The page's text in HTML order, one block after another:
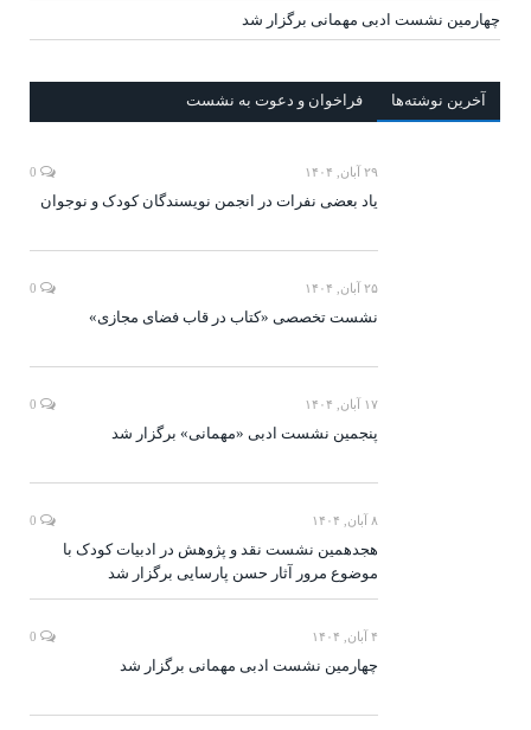
چهارمین نشست ادبی مهمانی برگزار شد
آخرين‌ نوشته‌ها فراخوان و دعوت به نشست
۲۹ آبان, ۱۴۰۴
یاد بعضی نفرات در انجمن نویسندگان کودک و نوجوان
۲۵ آبان, ۱۴۰۴
نشست تخصصی «کتاب در قاب فضای مجازی»
۱۷ آبان, ۱۴۰۴
پنجمین نشست ادبی «مهمانی» برگزار شد
۸ آبان, ۱۴۰۴
هجدهمین نشست نقد و پژوهش در ادبیات کودک با
موضوع مرور آثار حسن پارسایی برگزار شد
۴ آبان, ۱۴۰۴
چهارمین نشست ادبی مهمانی برگزار شد